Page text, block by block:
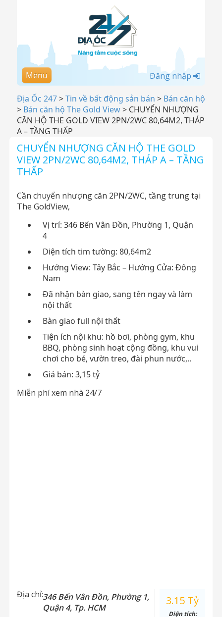
Menu Đăng nhập
Địa Ốc 247>Tin về bất động sản bán > Bán căn hộ
> Bán căn hộ The Gold View> CHUYỂN NHƯỢNG
CĂN HỘ THE GOLD VIEW 2PN/2WC 80,64M2, THÁP
A – TẦNG THẤP
CHUYỂN NHƯỢNG CĂN HỘ THE GOLD
VIEW 2PN/2WC 80,64M2, THÁP A – TẦNG
THẤP
Cần chuyển nhượng căn 2PN/2WC, tầng trung tại
The GoldView,
Vị trí: 346 Bến Vân Đồn, Phường 1, Quận
4
Diện tích tim tường: 80,64m2
Hướng View: Tây Bắc – Hướng Cửa: Đông
Nam
Đã nhận bàn giao, sang tên ngay và làm
nội thất
Bàn giao full nội thất
Tiện ích nội khu: hồ bơi, phòng gym, khu
BBQ, phòng sinh hoạt cộng đồng, khu vui
chơi cho bé, vườn treo, đài phun nước,..
Giá bán: 3,15 tỷ
Miễn phí xem nhà 24/7
Địa chỉ:346 Bến Vân Đồn, Phường 1,
Quận 4, Tp. HCM
3.15 Tỷ
Diện tích: